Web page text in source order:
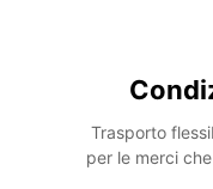
Trasporto
per le merci